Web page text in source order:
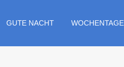
GUTE NACHT WOCHENTAGE